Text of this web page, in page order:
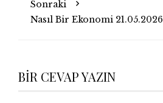
Sonraki
Nasıl Bir Ekonomi 21.05.2026
BIR CEVAP YAZIN